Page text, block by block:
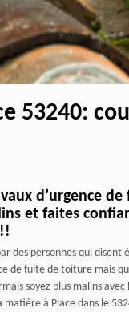
53240:
d’urgence
et faites
des personnes qui disent
de fuite de toiture mais
soyez plus malins
à Place dans le